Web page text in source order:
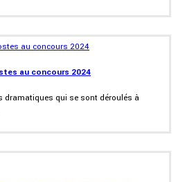
au concours 2024
dramatiques qui se sont déroulés à